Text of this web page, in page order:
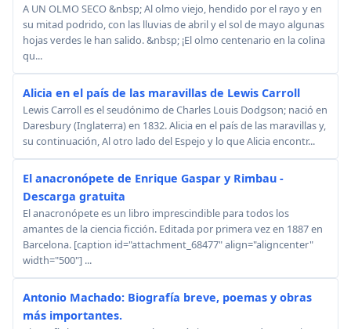
A UN OLMO SECO &nbsp; Al olmo viejo, hendido por el rayo y en
su mitad podrido, con las lluvias de abril y el sol de mayo algunas
hojas verdes le han salido. &nbsp; ¡El olmo centenario en la colina
qu...
Alicia en el país de las maravillas de Lewis Carroll
Lewis Carroll es el seudónimo de Charles Louis Dodgson; nació en
Daresbury (Inglaterra) en 1832. Alicia en el país de las maravillas y,
su continuación, Al otro lado del Espejo y lo que Alicia encontr...
El anacronópete de Enrique Gaspar y Rimbau -
Descarga gratuita
El anacronópete es un libro imprescindible para todos los
amantes de la ciencia ficción. Editada por primera vez en 1887 en
Barcelona. [caption id="attachment_68477" align="aligncenter"
width="500"] ...
Antonio Machado: Biografía breve, poemas y obras
más importantes.